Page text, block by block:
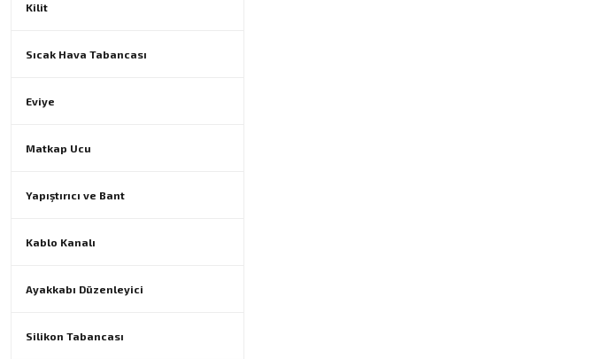
Kilit
Sıcak Hava Tabancası
Eviye
Matkap Ucu
Yapıştırıcı ve Bant
Kablo Kanalı
Ayakkabı Düzenleyici
Silikon Tabancası